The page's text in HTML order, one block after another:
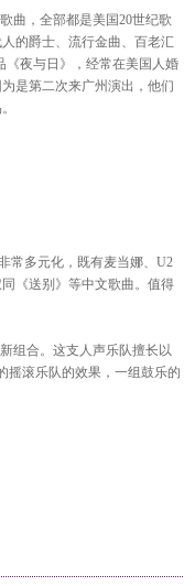
曲，全部都是美国20世纪歌
的爵士、流行金曲、百老汇
《夜与日》，经常在美国人婚
是第二次来广州演出，他们
常多元化，既有麦当娜、U2
《送别》等中文歌曲。值得
组合。这支人声乐队擅长以
摇滚乐队的效果，一组鼓乐的